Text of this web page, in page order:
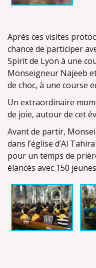
Après ces visites
chance de participer
Spirit de Lyon à une
Monseigneur Najeeb
de choc, à une course
Un extraordinaire
de joie, autour de cet
Avant de partir,
dans l’église d’Al
pour un temps de
élancés avec 150